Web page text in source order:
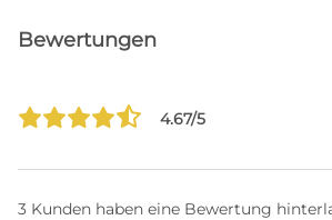
Bewertungen
4.67/5
3 Kunden haben eine Bewertung